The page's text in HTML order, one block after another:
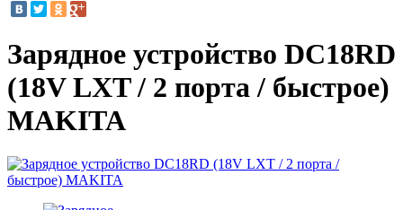
Зарядное устройство DC18RD
(18V LXT / 2 порта / быстрое)
MAKITA